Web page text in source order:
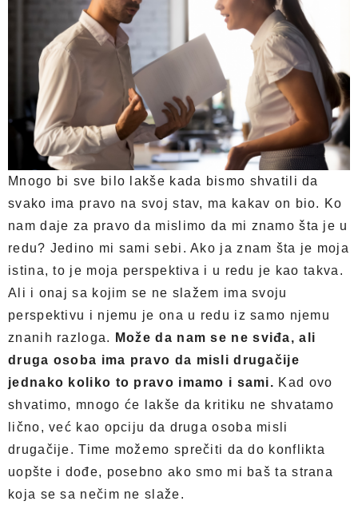
Mnogo bi sve bilo lakše kada bismo shvatili da
svako ima pravo na svoj stav, ma kakav on bio. Ko
nam daje za pravo da mislimo da mi znamo šta je u
redu? Jedino mi sami sebi. Ako ja znam šta je moja
istina, to je moja perspektiva i u redu je kao takva.
Ali i onaj sa kojim se ne slažem ima svoju
perspektivu i njemu je ona u redu iz samo njemu
znanih razloga.
Može da nam se ne sviđa, ali
druga osoba ima pravo da misli drugačije
jednako koliko to pravo imamo i sami. Kad ovo
shvatimo, mnogo će lakše da kritiku ne shvatamo
lično, već kao opciju da druga osoba misli
drugačije. Time možemo sprečiti da do konflikta
uopšte i dođe, posebno ako smo mi baš ta strana
koja se sa nečim ne slaže.